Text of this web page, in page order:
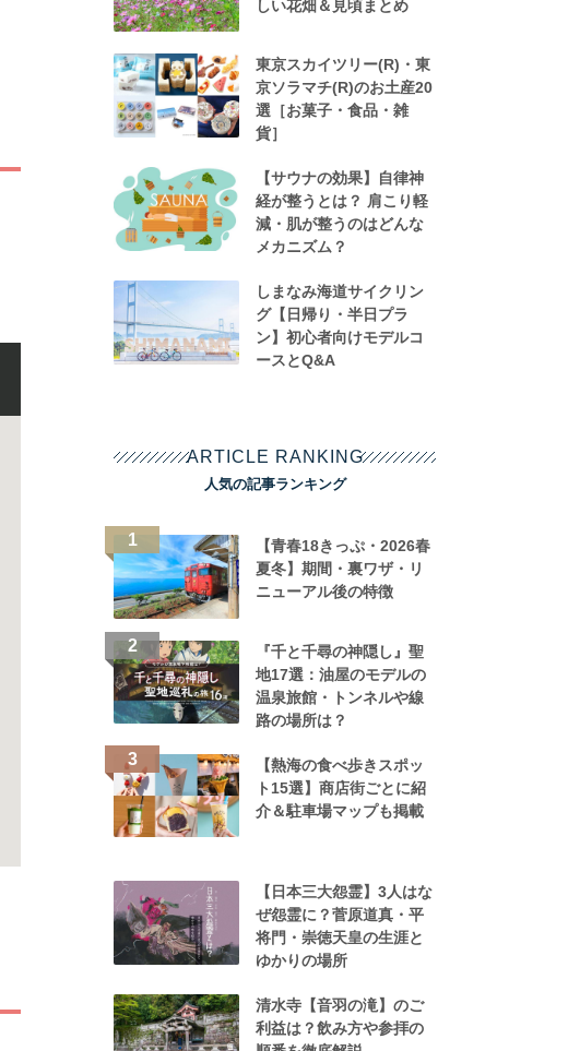
しい花畑＆見頃まとめ
東京スカイツリー(R)・東
京ソラマチ(R)のお土産20
選［お菓子・食品・雑
貨］
【サウナの効果】自律神
経が整うとは？ 肩こり軽
減・肌が整うのはどんな
メカニズム？
しまなみ海道サイクリン
グ【日帰り・半日プラ
ン】初心者向けモデルコ
ースとQ&A
ARTICLE RANKING
人気の記事ランキング
【青春18きっぷ・2026春
夏冬】期間・裏ワザ・リ
ニューアル後の特徴
『千と千尋の神隠し』聖
地17選：油屋のモデルの
温泉旅館・トンネルや線
路の場所は？
【熱海の食べ歩きスポッ
ト15選】商店街ごとに紹
介＆駐車場マップも掲載
【日本三大怨霊】3人はな
ぜ怨霊に？菅原道真・平
将門・崇徳天皇の生涯と
ゆかりの場所
清水寺【音羽の滝】のご
利益は？飲み方や参拝の